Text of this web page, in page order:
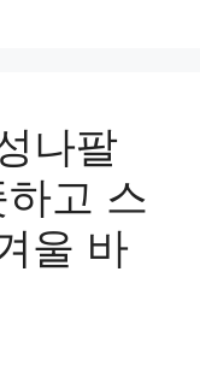
나팔
고 스
울 바